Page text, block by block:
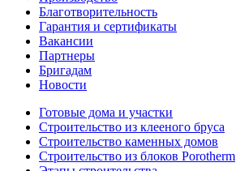
Благотворительность
Гарантия и сертификаты
Вакансии
Партнеры
Бригадам
Новости
Готовые дома и участки
Строительство из клееного бруса
Строительство каменных домов
Строительство из блоков Porotherm